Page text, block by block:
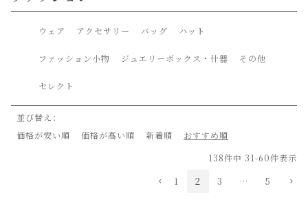
ウェア アクセサリー バッグ ハット
ファッション小物 ジュエリーボックス・什器 その他
セレクト
並び替え
価格が安い順
価格が高い順 新着順
おすすめ順
138件中 31-60件表示
1 2 3 … 5